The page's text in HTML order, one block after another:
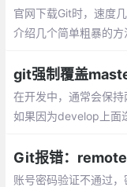
官网下载Git时，速度
介绍几个简单粗暴的
git强制覆盖
在开发中，通常会保
如果因为develop上面
作呢？因此，做如下总
账号密码验证不通过